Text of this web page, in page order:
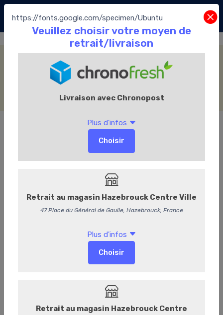
https://fonts.google.com/specimen/Ubuntu
La Boutique